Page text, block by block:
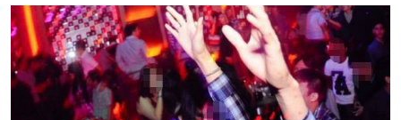
penangkapan 329 individu berbanding 807...